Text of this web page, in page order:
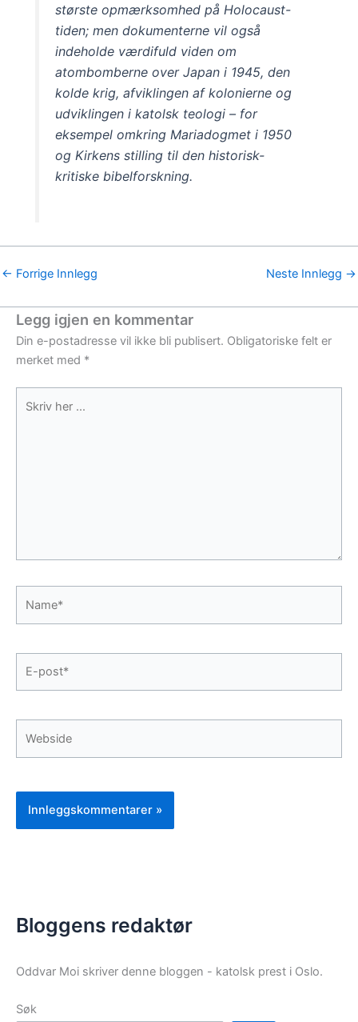
største opmærksomhed på Holocaust-
tiden; men dokumenterne vil også
indeholde værdifuld viden om
atombomberne over Japan i 1945, den
kolde krig, afviklingen af kolonierne og
udviklingen i katolsk teologi – for
eksempel omkring Mariadogmet i 1950
og Kirkens stilling til den historisk-
kritiske bibelforskning.
← Forrige Innlegg Neste Innlegg →
Legg igjen en kommentar
Din e-postadresse vil ikke bli publisert. Obligatoriske felt er
merket med *
post*
Bloggens redaktør
Oddvar Moi skriver denne bloggen - katolsk prest i Oslo.
Søk